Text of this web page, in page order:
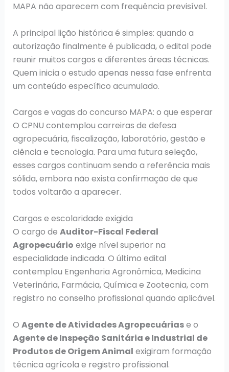
MAPA não aparecem com frequência previsível.
A principal lição histórica é simples: quando a
autorização finalmente é publicada, o edital pode
reunir muitos cargos e diferentes áreas técnicas.
Quem inicia o estudo apenas nessa fase enfrenta
um conteúdo específico acumulado.
Cargos e vagas do concurso MAPA: o que esperar
O CPNU contemplou carreiras de defesa
agropecuária, fiscalização, laboratório, gestão e
ciência e tecnologia. Para uma futura seleção,
esses cargos continuam sendo a referência mais
sólida, embora não exista confirmação de que
todos voltarão a aparecer.
Cargos e escolaridade exigida
O cargo de Auditor-Fiscal Federal
Agropecuário exige nível superior na
especialidade indicada. O último edital
contemplou Engenharia Agronômica, Medicina
Veterinária, Farmácia, Química e Zootecnia, com
registro no conselho profissional quando aplicável.
O Agente de Atividades Agropecuáriase o
Agente de Inspeção Sanitária e Industrial de
Produtos de Origem Animal exigiram formação
técnica agrícola e registro profissional.